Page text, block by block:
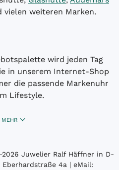
vielen weiteren Marken.
wird jeden Tag
in unserem Internet-Shop
die passende Markenuhr
Lifestyle.
MEHR
Juwelier Ralf Häffner in D-
4a | eMail: